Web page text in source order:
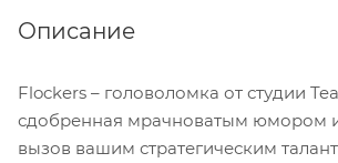
Описание
Flockers – головоломка от студии
сдобренная мрачноватым юмором
вызов вашим стратегическим